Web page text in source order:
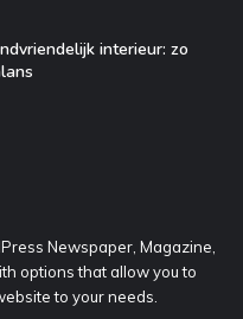
interieur: zo
Newspaper, Magazine,
options that allow you to
to your needs.